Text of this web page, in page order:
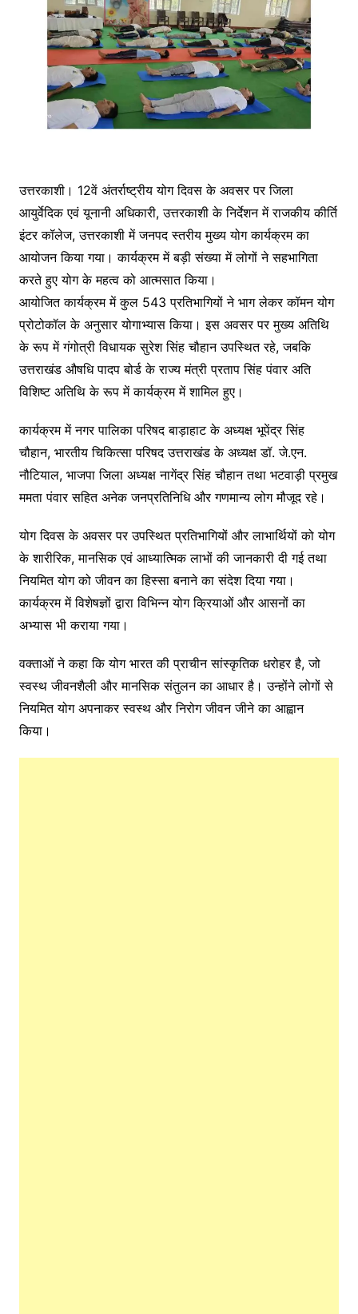
उत्तरकाशी। 12वें अंतर्राष्ट्रीय योग दिवस के अवसर पर जिला
आयुर्वेदिक एवं यूनानी अधिकारी, उत्तरकाशी के निर्देशन में राजकीय कीर्ति
इंटर कॉलेज, उत्तरकाशी में जनपद स्तरीय मुख्य योग कार्यक्रम का
आयोजन किया गया। कार्यक्रम में बड़ी संख्या में लोगों ने सहभागिता
करते हुए योग के महत्व को आत्मसात किया।
आयोजित कार्यक्रम में कुल 543 प्रतिभागियों ने भाग लेकर कॉमन योग
प्रोटोकॉल के अनुसार योगाभ्यास किया। इस अवसर पर मुख्य अतिथि
के रूप में गंगोत्री विधायक सुरेश सिंह चौहान उपस्थित रहे, जबकि
उत्तराखंड औषधि पादप बोर्ड के राज्य मंत्री प्रताप सिंह पंवार अति
विशिष्ट अतिथि के रूप में कार्यक्रम में शामिल हुए।
कार्यक्रम में नगर पालिका परिषद बाड़ाहाट के अध्यक्ष भूपेंद्र सिंह
चौहान, भारतीय चिकित्सा परिषद उत्तराखंड के अध्यक्ष डॉ. जे.एन.
नौटियाल, भाजपा जिला अध्यक्ष नागेंद्र सिंह चौहान तथा भटवाड़ी प्रमुख
ममता पंवार सहित अनेक जनप्रतिनिधि और गणमान्य लोग मौजूद रहे।
योग दिवस के अवसर पर उपस्थित प्रतिभागियों और लाभार्थियों को योग
के शारीरिक, मानसिक एवं आध्यात्मिक लाभों की जानकारी दी गई तथा
नियमित योग को जीवन का हिस्सा बनाने का संदेश दिया गया।
कार्यक्रम में विशेषज्ञों द्वारा विभिन्न योग क्रियाओं और आसनों का
अभ्यास भी कराया गया।
वक्ताओं ने कहा कि योग भारत की प्राचीन सांस्कृतिक धरोहर है, जो
स्वस्थ जीवनशैली और मानसिक संतुलन का आधार है। उन्होंने लोगों से
नियमित योग अपनाकर स्वस्थ और निरोग जीवन जीने का आह्वान
किया।